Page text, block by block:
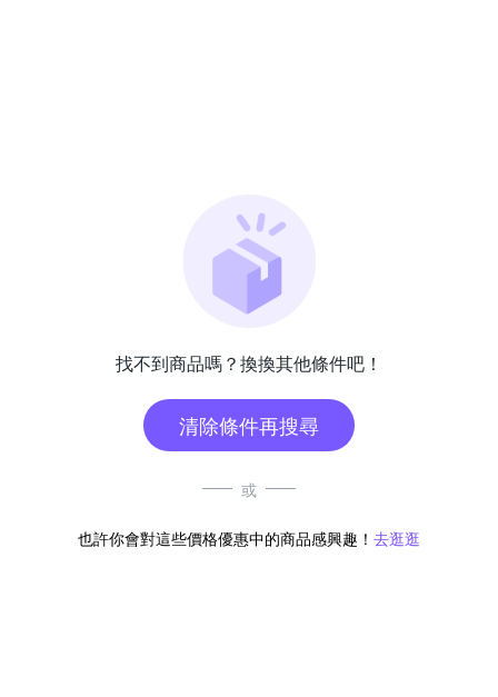
找不到商品嗎？換換其他條件吧！
清除條件再搜尋
或
也許你會對這些價格優惠中的商品感興趣！ 去逛逛